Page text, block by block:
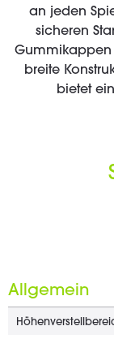
an jeden
sicheren
Gummikappen
breite
bietet
Allgemein